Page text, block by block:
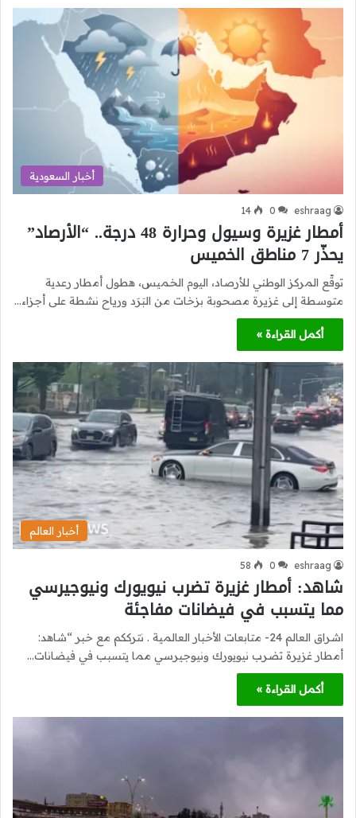
أخبار السعودية
eshraag
0
14
أمطار غزيرة وسيول وحرارة 48 درجة.. “الأرصاد”
يحذّر 7 مناطق الخميس
توقّع المركز الوطني للأرصاد، اليوم الخميس، هطول أمطار رعدية
متوسطة إلى غزيرة مصحوبة بزخات من البَرَد ورياح نشطة على أجزاء…
أكمل القراءة »
أخبار العالم
eshraag
0
58
شاهد: أمطار غزيرة تضرب نيويورك ونيوجيرسي
مما يتسبب في فيضانات مفاجئة
اشراق العالم 24- متابعات الأخبار العالمية . نترككم مع خبر “شاهد:
أمطار غزيرة تضرب نيويورك ونيوجيرسي مما يتسبب في فيضانات…
أكمل القراءة »